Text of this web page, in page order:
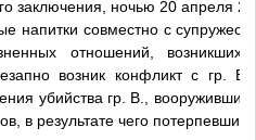
заключения, ночью 20 апреля
напитки совместно с
отношений,
возник конфликт с гр.
убийства гр. В.,
в результате чего потерпевший